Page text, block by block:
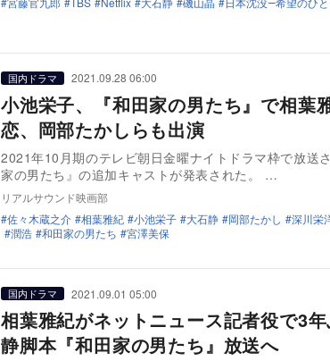
国内ドラマ 2021.09.28 06:00
小池栄子、『和田家の男たち』で相
恋、岡部たかしらも出演
2021年10月期のテレビ朝日金曜ナイトドラマ枠で放送
家の男たち』の追加キャストが発表された。 …
リアルサウンド映画部
佐々木蔵之介
相葉雅紀 小池栄子 大石静 岡部たかし 深川栄
潤浩
和田家の男たち 宮澤美保
国内ドラマ 2021.09.01 05:00
相葉雅紀がネットニュース記者役で3
静脚本『和田家の男たち』放送へ